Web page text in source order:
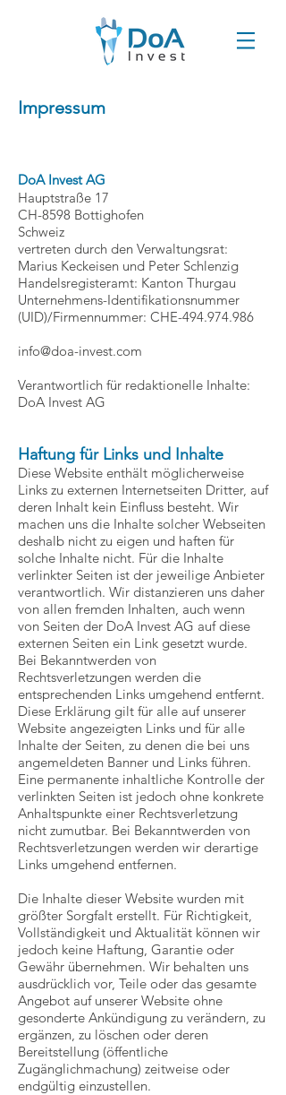
Impressum
DoA Invest AG
Hauptstraße 17
CH-8598 Bottighofen
Schweiz
vertreten durch den Verwaltungsrat:
Marius Keckeisen und Peter Schlenzig
Handelsregisteramt: Kanton Thurgau
Unternehmens-Identifikationsnummer
(UID)/Firmennummer: CHE-494.974.986
info@doa-invest.com
Verantwortlich für redaktionelle Inhalte:
DoA Invest AG
Haftung für Links und Inhalte
Diese Website enthält möglicherweise
Links zu externen Internetseiten Dritter, auf
deren Inhalt kein Einfluss besteht. Wir
machen uns die Inhalte solcher Webseiten
deshalb nicht zu eigen und haften für
solche Inhalte nicht. Für die Inhalte
verlinkter Seiten ist der jeweilige Anbieter
verantwortlich. Wir distanzieren uns daher
von allen fremden Inhalten, auch wenn
von Seiten der DoA Invest AG auf diese
externen Seiten ein Link gesetzt wurde.
Bei Bekanntwerden von
Rechtsverletzungen werden die
entsprechenden Links umgehend entfernt.
Diese Erklärung gilt für alle auf unserer
Website angezeigten Links und für alle
Inhalte der Seiten, zu denen die bei uns
angemeldeten Banner und Links führen.
Eine permanente inhaltliche Kontrolle der
verlinkten Seiten ist jedoch ohne konkrete
Anhaltspunkte einer Rechtsverletzung
nicht zumutbar. Bei Bekanntwerden von
Rechtsverletzungen werden wir derartige
Links umgehend entfernen.
Die Inhalte dieser Website wurden mit
größter Sorgfalt erstellt. Für Richtigkeit,
Vollständigkeit und Aktualität können wir
jedoch keine Haftung, Garantie oder
Gewähr übernehmen. Wir behalten uns
ausdrücklich vor, Teile oder das gesamte
Angebot auf unserer Website ohne
gesonderte Ankündigung zu verändern, zu
ergänzen, zu löschen oder deren
Bereitstellung (öffentliche
Zugänglichmachung) zeitweise oder
endgültig einzustellen.